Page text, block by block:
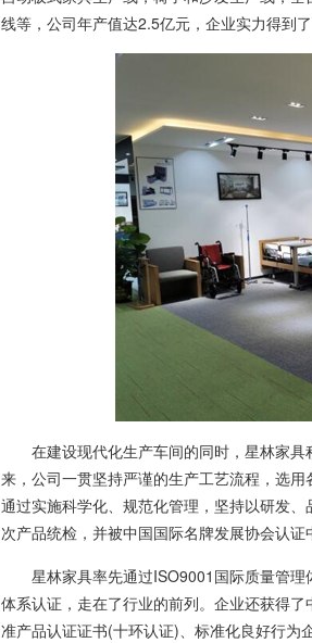
线等，公司年产值达2.5亿元，企业实力得到了
在建设现代化生产车间的同时，星林家具
来，公司一贯坚持严谨的生产工艺流程，选用
通过实施科学化、规范化管理，坚持以研发
次产品统检，并被中国国际名牌发展协会认证
星林家具率先通过ISO9001国际质量管理
体系认证，走在了行业的前列。企业还获得
准产品认证证书(十环认证)、标准化良好行为